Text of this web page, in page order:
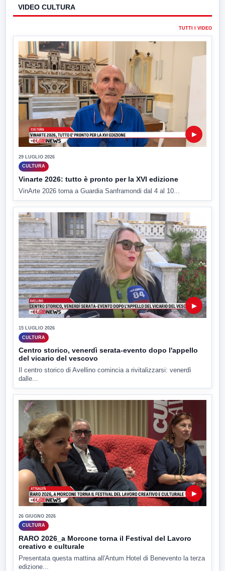
VIDEO CULTURA
TUTTI I VIDEO
▶
29 LUGLIO 2026
CULTURA
Vinarte 2026: tutto è pronto per la XVI edizione
VinArte 2026 torna a Guardia Sanframondi dal 4 al 10...
▶
15 LUGLIO 2026
CULTURA
Centro storico, venerdì serata-evento dopo l'appello
del vicario del vescovo
Il centro storico di Avellino comincia a rivitalizzarsi: venerdì
dalle...
▶
26 GIUGNO 2026
CULTURA
RARO 2026_a Morcone torna il Festival del Lavoro
creativo e culturale
Presentata questa mattina all'Antum Hotel di Benevento la terza
edizione...